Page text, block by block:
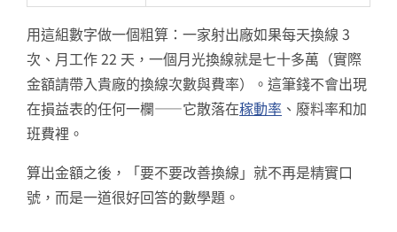
用這組數字做一個粗算：一家射出廠如果每天換線 3
次、月工作 22 天，一個月光換線就是七十多萬（實際
金額請帶入貴廠的換線次數與費率）。這筆錢不會出現
在損益表的任何一欄——它散落在稼動率 、廢料率和加
班費裡。
算出金額之後，「要不要改善換線」就不再是精實口
號，而是一道很好回答的數學題。